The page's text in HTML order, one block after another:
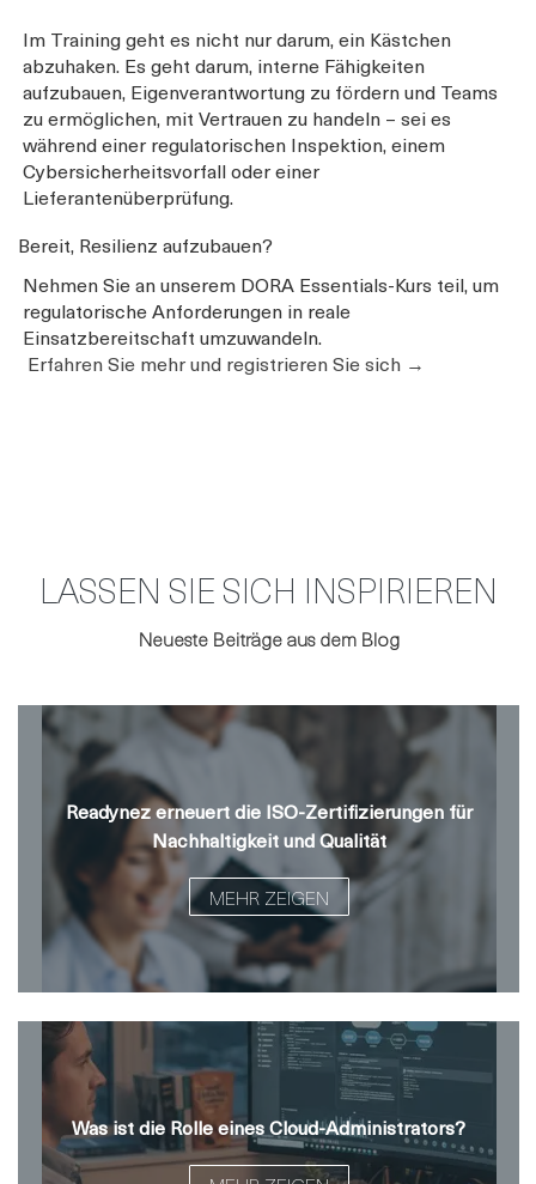
Im Training geht es nicht nur darum, ein Kästchen
abzuhaken. Es geht darum, interne Fähigkeiten
aufzubauen, Eigenverantwortung zu fördern und Teams
zu ermöglichen, mit Vertrauen zu handeln – sei es
während einer regulatorischen Inspektion, einem
Cybersicherheitsvorfall oder einer
Lieferantenüberprüfung.
Bereit, Resilienz aufzubauen?
Nehmen Sie an unserem DORA Essentials-Kurs teil, um
regulatorische Anforderungen in reale
Einsatzbereitschaft umzuwandeln.
Erfahren Sie mehr und registrieren Sie sich →
LASSEN SIE SICH INSPIRIEREN
Neueste Beiträge aus dem Blog
Readynez erneuert die ISO-Zertifizierungen für
Nachhaltigkeit und Qualität
MEHR ZEIGEN
Was ist die Rolle eines Cloud-Administrators?